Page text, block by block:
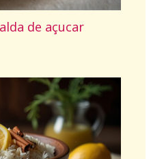
de açucar